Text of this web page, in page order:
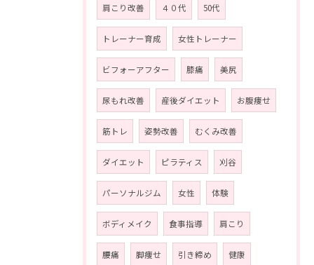
肩こり改善 ４０代 50代
トレーナー育成 女性トレーナー
ビフォーアフター 膝痛 美尻
尿もれ改善 産後ダイエット お腹痩せ
筋トレ 姿勢改善 むくみ改善
ダイエット ピラティス 刈谷
パーソナルジム 女性 体験
ボディメイク 食事指導 肩こり
腰痛 脚痩せ 引き締め 健康